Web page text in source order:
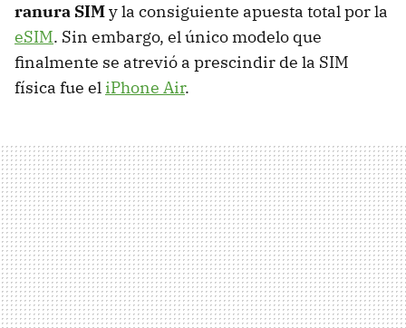
ranura SIMy la consiguiente apuesta total por la
eSIM. Sin embargo, el único modelo que
finalmente se atrevió a prescindir de la SIM
física fue el iPhone Air.